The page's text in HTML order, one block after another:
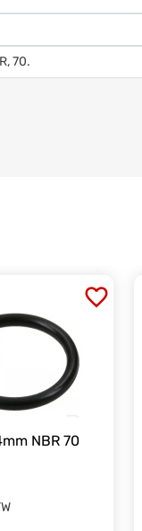
70.
NBR 70